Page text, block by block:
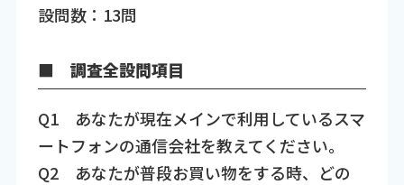
設問数：13問
■ 調査全設問項目
Q1 あなたが現在メインで利用しているスマ
ートフォンの通信会社を教えてください。
Q2 あなたが普段お買い物をする時、どの